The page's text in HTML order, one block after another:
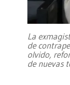
La
de
olvido,
de nuevas